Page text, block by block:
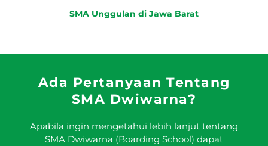
SMA Unggulan di Jawa Barat
Ada Pertanyaan Tentang
SMA Dwiwarna?
Apabila ingin mengetahui lebih lanjut tentang
SMA Dwiwarna (Boarding School) dapat